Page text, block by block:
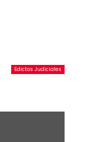
Edictos Judiciales